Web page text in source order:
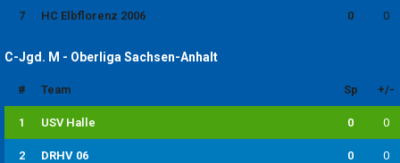
7 HC Elbflorenz 2006 0 0
C-Jgd. M - Oberliga Sachsen-Anhalt
# Team Sp +/-
1 USV Halle 0 0
2 DRHV 06 0 0